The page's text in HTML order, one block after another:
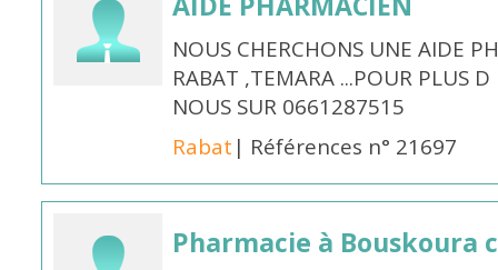
NOUS CHERCHONS UNE AIDE
RABAT ,TEMARA ...POUR PLUS
NOUS SUR 0661287515
Rabat | Références n° 21697
Pharmacie à Bouskoura